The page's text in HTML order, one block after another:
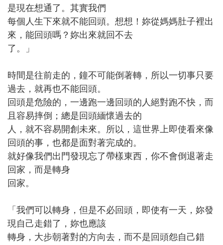
是現在想通了。其實我們
每個人生下來就不能回頭。想想！妳從媽媽肚子裡出
來，能回頭嗎？妳出來就回不去
了。」
時間是往前走的，鐘不可能倒著轉，所以一切事只要
過去，就再也不能回頭。
回頭是危險的，一邊跑一邊回頭的人絕對跑不快，而
且容易摔倒；總是回頭緬懷過去的
人，就不容易開創未來。所以，這世界上即使看來像
回頭的事，也都是面對著完成的。
就好像我們出門發現忘了帶樣東西，你不會倒退著走
回家，而是轉身
回家。
「我們可以轉身，但是不必回頭，即使有一天，妳發
現自己走錯了，妳也應該
轉身，大步朝著對的方向去，而不是回頭怨自己錯